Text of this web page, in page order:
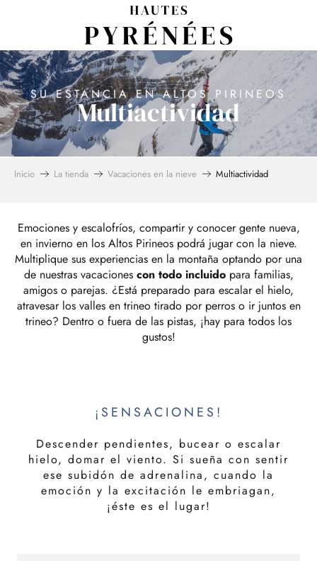
principal
SU ESTANCIA EN ALTOS PIRINEOS
Multiactividad
Inicio La tienda Vacaciones en la nieve Multiactividad
Emociones y escalofríos, compartir y conocer gente nueva,
en invierno en los Altos Pirineos podrá jugar con la nieve.
Multiplique sus experiencias en la montaña optando por una
de nuestras vacaciones con todo incluidopara familias,
amigos o parejas. ¿Está preparado para escalar el hielo,
atravesar los valles en trineo tirado por perros o ir juntos en
trineo? Dentro o fuera de las pistas, ¡hay para todos los
gustos!
¡SENSACIONES!
Descender pendientes, bucear o escalar
hielo, domar el viento. Si sueña con sentir
ese subidón de adrenalina, cuando la
emoción y la excitación le embriagan,
¡éste es el lugar!